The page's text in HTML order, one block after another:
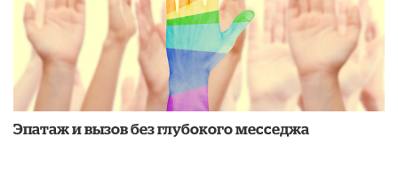
Эпатаж и вызов без глубокого месседжа